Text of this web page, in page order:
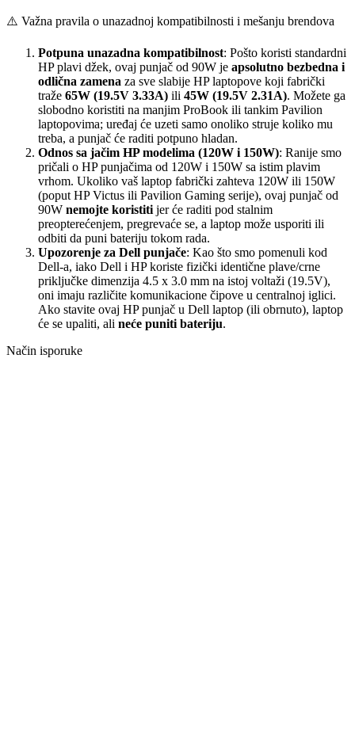
⚠️ Važna pravila o unazadnoj kompatibilnosti i mešanju brendova
Potpuna unazadna kompatibilnost: Pošto koristi standardni
HP plavi džek, ovaj punjač od 90W je apsolutno bezbedna i
odlična zamena za sve slabije HP laptopove koji fabrički
traže 65W (19.5V 3.33A) ili 45W (19.5V 2.31A). Možete ga
slobodno koristiti na manjim ProBook ili tankim Pavilion
laptopovima; uređaj će uzeti samo onoliko struje koliko mu
treba, a punjač će raditi potpuno hladan.
Odnos sa jačim HP modelima (120W i 150W): Ranije smo
pričali o HP punjačima od 120W i 150W sa istim plavim
vrhom. Ukoliko vaš laptop fabrički zahteva 120W ili 150W
(poput HP Victus ili Pavilion Gaming serije), ovaj punjač od
90W nemojte koristiti jer će raditi pod stalnim
preopterećenjem, pregrevaće se, a laptop može usporiti ili
odbiti da puni bateriju tokom rada.
Upozorenje za Dell punjače: Kao što smo pomenuli kod
Dell-a, iako Dell i HP koriste fizički identične plave/crne
priključke dimenzija 4.5 x 3.0 mm na istoj voltaži (19.5V),
oni imaju različite komunikacione čipove u centralnoj iglici.
Ako stavite ovaj HP punjač u Dell laptop (ili obrnuto), laptop
će se upaliti, ali neće puniti bateriju.
Način isporuke